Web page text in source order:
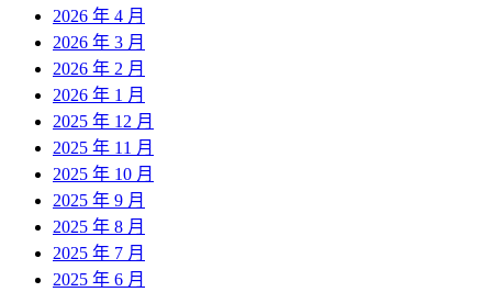
2026 年 4 月
2026 年 3 月
2026 年 2 月
2026 年 1 月
2025 年 12 月
2025 年 11 月
2025 年 10 月
2025 年 9 月
2025 年 8 月
2025 年 7 月
2025 年 6 月